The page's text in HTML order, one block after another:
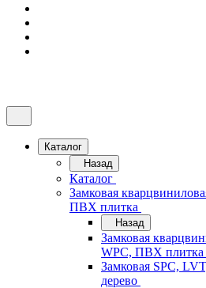
Каталог
Назад
Каталог
Замковая
ПВХ плитка
Назад
Замковая
WPC, ПВХ плитка
Замковая SPC,
дерево